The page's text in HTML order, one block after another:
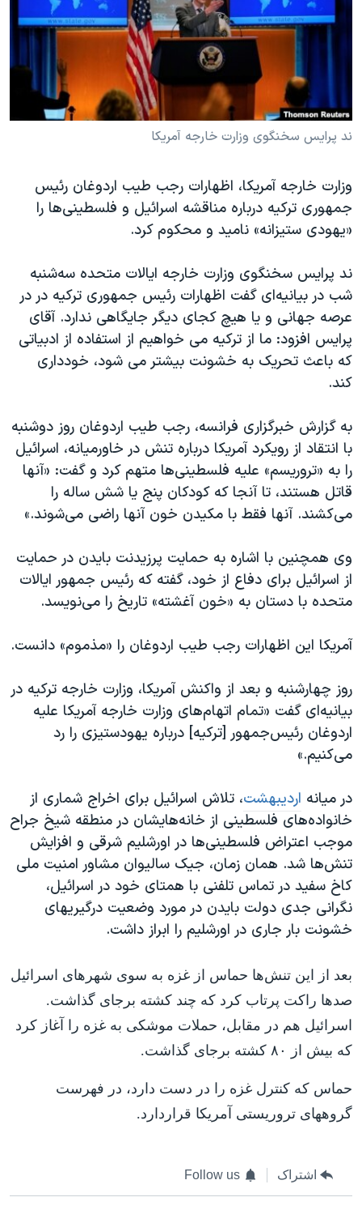
فرهنگ و زندگی
حقوق شهروندی
اقتصادی
علم و فناوری
اسرائیل در جنگ
آرشیو پخش زنده
مستندها
انتخابات ریاست جمهوری آمریکا ۲۰۲۴
حمله جمهوری اسلامی به اسرائیل
رمز مهسا
ورزش زنان در ایران
مجموعه مستندهای دادخواهی
تریبونال مردمی آبان ۹۸
چهل سال گروگان‌گیری
قانون شفافیت دارائی کادر رهبری ایران
اعتراضات مردمی آبان ۹۸
اسرائیل در جنگ
همایش محافظه‌کاران آمریکا «سی‌پک»
صفحه‌های ویژه
سفر پرزیدنت ترامپ به چین
دنبال کنید
زبانهای مختلف
ند پرایس سخنگوی وزارت خارجه آمریکا
وزارت خارجه آمریکا، اظهارات رجب طیب اردوغان رئیس
جمهوری ترکیه درباره مناقشه اسرائیل و فلسطینی‌ها را
«یهودی ستیزانه» نامید و محکوم کرد.
ند پرایس سخنگوی وزارت خارجه ایالات متحده سه‌شنبه
شب در بیانیه‌ای گفت اظهارات رئیس جمهوری ترکیه در در
عرصه جهانی و یا هیچ کجای دیگر جایگاهی ندارد. آقای
پرایس افزود: ما از ترکیه می خواهیم از استفاده از ادبیاتی
که باعث تحریک به خشونت بیشتر می شود، خودداری
کند.
به گزارش خبرگزاری فرانسه، رجب طیب اردوغان روز دوشنبه
با انتقاد از رویکرد آمریکا درباره تنش در خاورمیانه، اسرائیل
را به «تروریسم» علیه فلسطینی‌ها متهم کرد و گفت: «آنها
قاتل هستند، تا آنجا كه كودكان پنج یا شش ساله را
می‌كشند. آنها فقط با مکیدن خون آنها راضی می‌شوند.»
وی همچنین با اشاره به حمایت پرزیدنت بایدن در حمایت
از اسرائیل برای دفاع از خود، گفته که رئیس جمهور ایالات
متحده با دستان به «خون آغشته» تاریخ را می‌نویسد.
آمریکا این اظهارات رجب طیب اردوغان را «مذموم» دانست.
روز چهارشنبه و بعد از واکنش آمریکا، وزارت خارجه ترکیه در
بیانیه‌ای گفت «تمام اتهام‌های وزارت خارجه آمریکا علیه
اردوغان رئیس‌جمهور [ترکیه] درباره یهودستیزی را رد
می‌کنیم.»
در میانه اردیبهشت، تلاش اسرائیل برای اخراج شماری از
خانواده‌های فلسطینی از خانه‌هایشان در منطقه شیخ جراح
موجب اعتراض فلسطینی‌ها در اورشلیم شرقی و افزایش
تنش‌ها شد. همان زمان،‌ جیک سالیوان مشاور امنیت ملی
کاخ سفید در تماس تلفنی با همتای خود در اسرائیل،
نگرانی جدی دولت بایدن در مورد وضعیت درگیریهای
خشونت بار جاری در اورشلیم را ابراز داشت.
بعد از این تنش‌ها حماس از غزه به سوی شهرهای اسرائیل
صدها راکت پرتاب کرد که چند کشته برجای گذاشت.
اسرائیل هم در مقابل، حملات موشکی به غزه را آغاز کرد
که بیش از ۸۰ کشته برجای گذاشت.
حماس که کنترل غزه را در دست دارد، در فهرست
گروههای تروریستی آمریکا قراردارد.
اشتراک Follow us